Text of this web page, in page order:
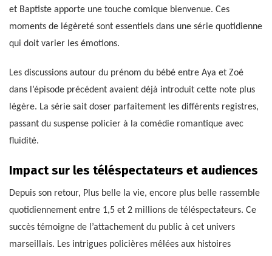
et Baptiste apporte une touche comique bienvenue. Ces
moments de légèreté sont essentiels dans une série quotidienne
qui doit varier les émotions.
Les discussions autour du prénom du bébé entre Aya et Zoé
dans l’épisode précédent avaient déjà introduit cette note plus
légère. La série sait doser parfaitement les différents registres,
passant du suspense policier à la comédie romantique avec
fluidité.
Impact sur les téléspectateurs et audiences
Depuis son retour, Plus belle la vie, encore plus belle rassemble
quotidiennement entre 1,5 et 2 millions de téléspectateurs. Ce
succès témoigne de l’attachement du public à cet univers
marseillais. Les intrigues policières mêlées aux histoires